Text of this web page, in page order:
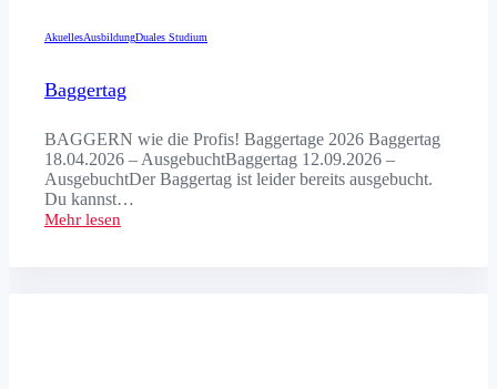
AkuellesAusbildungDuales Studium
Baggertag
BAGGERN wie die Profis! Baggertage 2026 Baggertag
18.04.2026 – AusgebuchtBaggertag 12.09.2026 –
AusgebuchtDer Baggertag ist leider bereits ausgebucht.
Du kannst…
Mehr lesen